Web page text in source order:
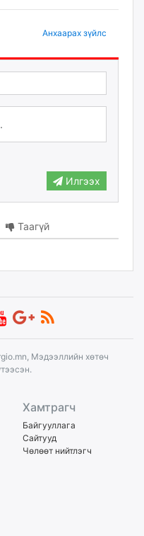
Анхаарах зүйлс
Илгээх
Таагүй
Мэдээллийн хөтөч
Хамтрагч
Байгууллага
Сайтууд
Чөлөөт нийтлэгч